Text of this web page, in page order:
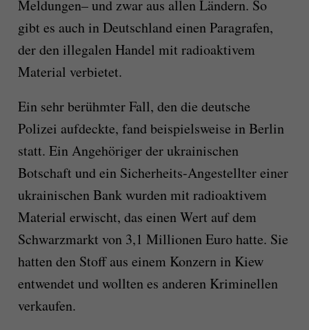
Meldungen– und zwar aus allen Ländern. So
gibt es auch in Deutschland einen Paragrafen,
der den illegalen Handel mit radioaktivem
Material verbietet.
Ein sehr berühmter Fall, den die deutsche
Polizei aufdeckte, fand beispielsweise in Berlin
statt. Ein Angehöriger der ukrainischen
Botschaft und ein Sicherheits-Angestellter einer
ukrainischen Bank wurden mit radioaktivem
Material erwischt, das einen Wert auf dem
Schwarzmarkt von 3,1 Millionen Euro hatte. Sie
hatten den Stoff aus einem Konzern in Kiew
entwendet und wollten es anderen Kriminellen
verkaufen.